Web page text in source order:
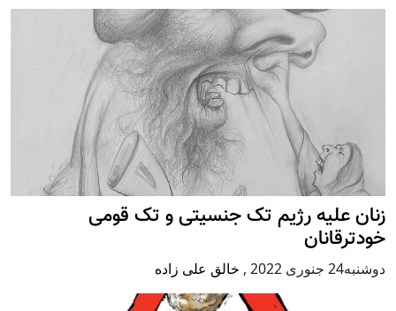
زنان علیه رژيم تک جنسیتی و تک قومی
خودترقانان
دوشنبه24 جنوری 2022 , خالق علی زاده